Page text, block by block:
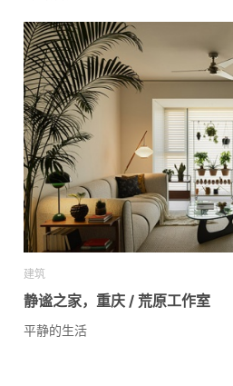
建筑
静谧之家，重庆 / 荒原工作室
平静的生活